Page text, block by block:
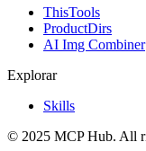
ThisTools
ProductDirs
AI Img Combiner
Explorar
Skills
© 2025 MCP Hub. All